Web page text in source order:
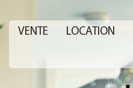
VENTE LOCATION